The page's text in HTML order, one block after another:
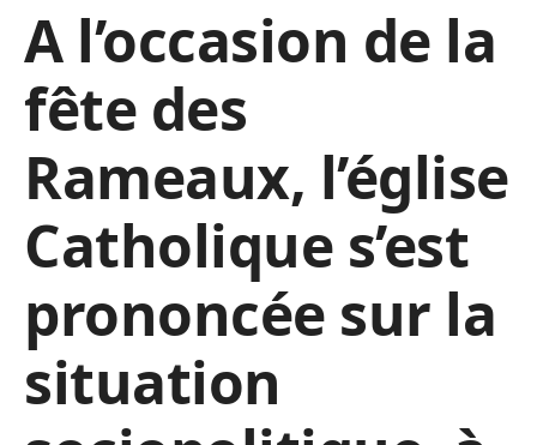
A l’occasion de la
fête des
Rameaux, l’église
Catholique s’est
prononcée sur la
situation